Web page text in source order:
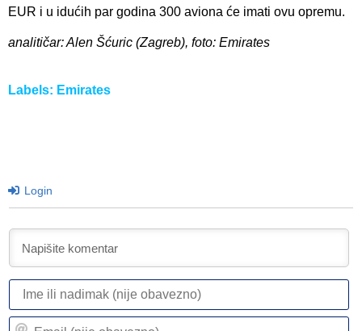
EUR i u idućih par godina 300 aviona će imati ovu opremu.
analitičar: Alen Šćuric (Zagreb), foto: Emirates
Labels: Emirates
Login